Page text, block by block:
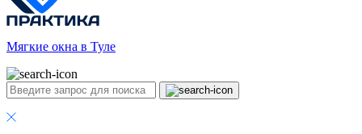
Мягкие окна в Туле